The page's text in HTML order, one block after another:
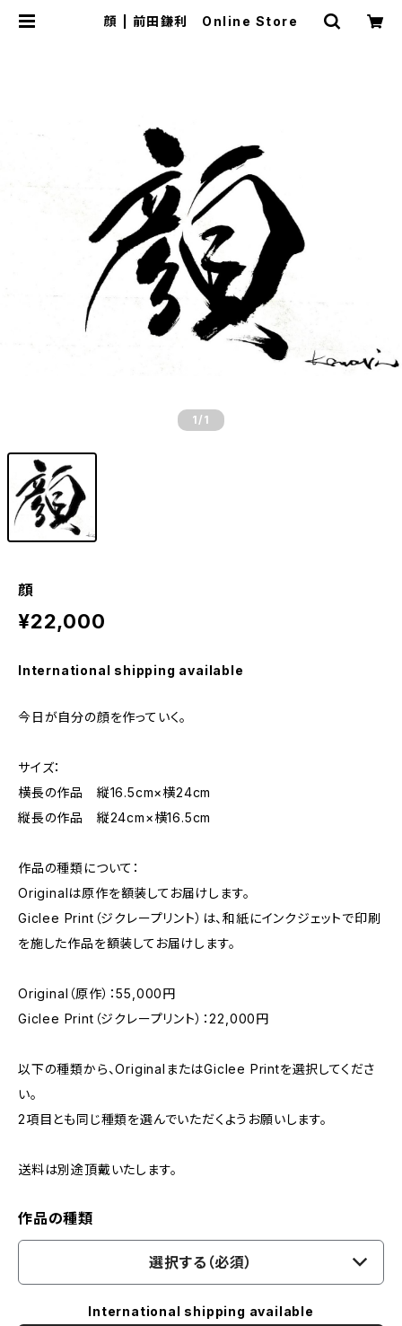
顔 | 前田鎌利 Online Store
1 /1
顔
¥22,000
International shipping available
今日が自分の顔を作っていく。
サイズ：
横長の作品 縦16.5cm×横24cm
縦長の作品 縦24cm×横16.5cm
作品の種類について：
Originalは原作を額装してお届けします。
Giclee Print（ジクレープリント）は、和紙にインクジェットで印刷
を施した作品を額装してお届けします。
Original（原作）：55,000円
Giclee Print（ジクレープリント）：22,000円
以下の種類から、OriginalまたはGiclee Printを選択してくださ
い。
2項目とも同じ種類を選んでいただくようお願いします。
送料は別途頂戴いたします。
作品の種類
選択する（必須）
International shipping available